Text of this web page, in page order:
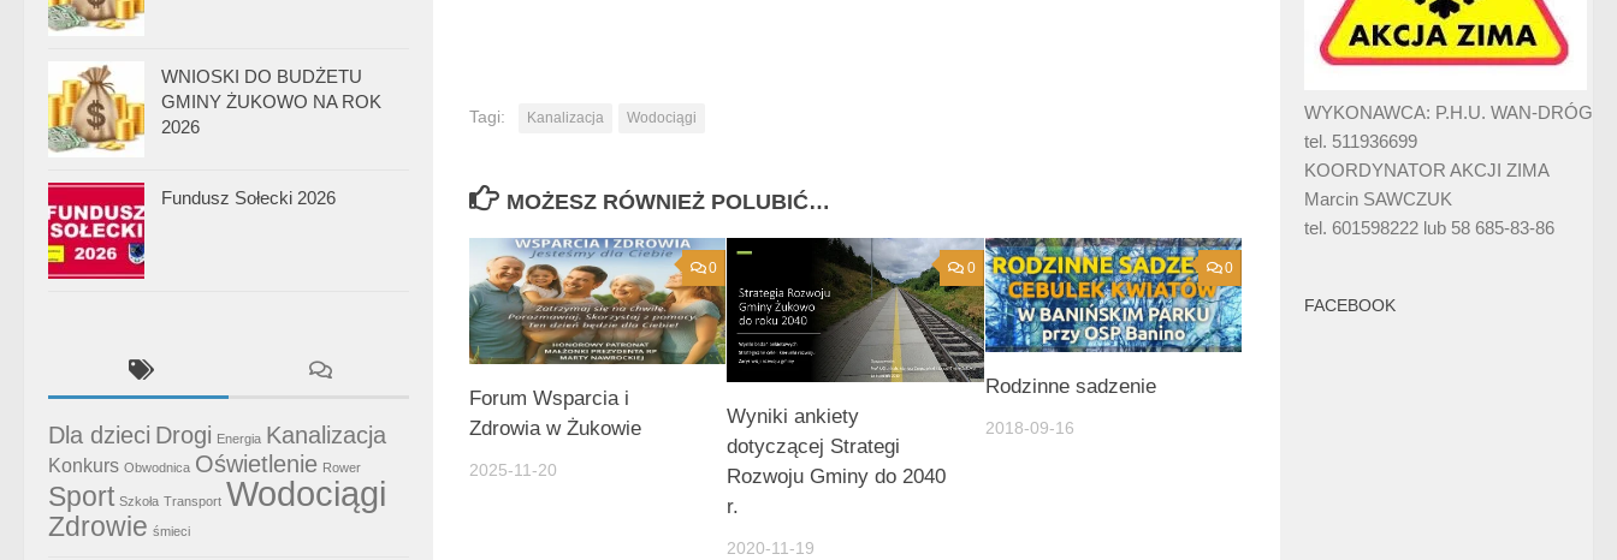
Tagi: Kanalizacja Wodociągi
MOŻESZ RÓWNIEŻ POLUBIĆ…
0
Forum Wsparcia i
Zdrowia w Żukowie
2025-11-20
0
Wyniki ankiety
dotyczącej Strategi
Rozwoju Gminy do 2040
r.
2020-11-19
0
Rodzinne sadzenie
2018-09-16
WNIOSKI DO BUDŻETU
GMINY ŻUKOWO NA ROK
2026
Fundusz Sołecki 2026
Dla dzieci Drogi Energia Kanalizacja
Konkurs Obwodnica Oświetlenie Rower
Sport Szkoła Transport Wodociągi
Zdrowie śmieci
WYKONAWCA: P.H.U. WAN-DRÓG
tel. 511936699
KOORDYNATOR AKCJI ZIMA
Marcin SAWCZUK
tel. 601598222 lub 58 685-83-86
FACEBOOK